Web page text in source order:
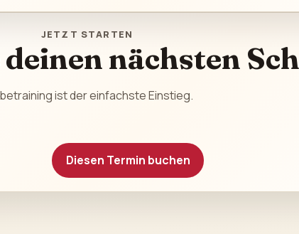
JETZT STARTEN
deinen nächsten
ist der einfachste Einstieg.
Diesen Termin buchen